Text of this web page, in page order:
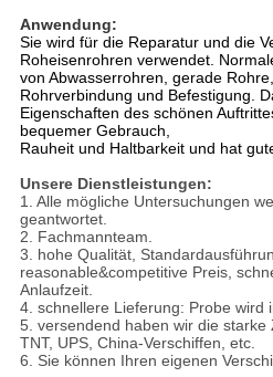
Anwendung:
Sie wird für die Reparatur und die
Roheisenrohren verwendet.
von Abwasserrohren, gerade
Rohrverbindung und Befestigung.
Eigenschaften des schönen
bequemer Gebrauch,
Rauheit und Haltbarkeit und hat
Unsere Dienstleistungen:
1. Alle mögliche Untersuchungen
geantwortet.
2. Fachmannteam.
3. hohe Qualität,
reasonable&competitive Preis,
Anlaufzeit.
4. schnellere Lieferung: Probe wird
5. versendend haben wir die starke
TNT, UPS, China-Verschiffen, etc.
6. Sie können Ihren eigenen